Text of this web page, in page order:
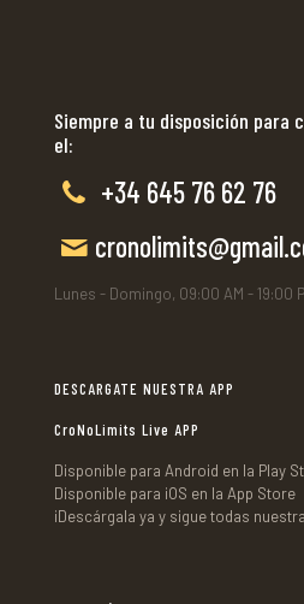
Siempre a tu disposición para
el:
+34 645 76 62 76
Lunes - Domingo, 09:00 AM - 19:00
DESCARGATE NUESTRA APP
CroNoLimits Live APP
Disponible para Android en la Play
Disponible para iOS en la App Store
¡Descárgala ya y sigue todas